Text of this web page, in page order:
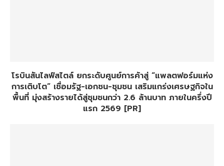
โรบินสันไลฟ์สไตล์ ยกระดับศูนย์การค้าสู่ “แพลตฟอร์มแห่ง
การเติบโต” เชื่อมรัฐ-เอกชน-ชุมชน เสริมแกร่งเศรษฐกิจใน
พื้นที่ มุ่งสร้างรายได้สู่ชุมชนกว่า 2.6 ล้านบาท ภายในครึ่งปี
แรก 2569 [PR]